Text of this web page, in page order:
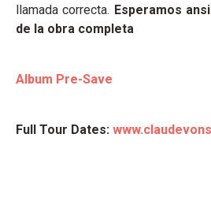
llamada correcta. Esperamos
de la obra completa
Album Pre-Save
Full Tour Dates: